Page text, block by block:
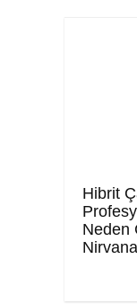
Hibrit
Neden